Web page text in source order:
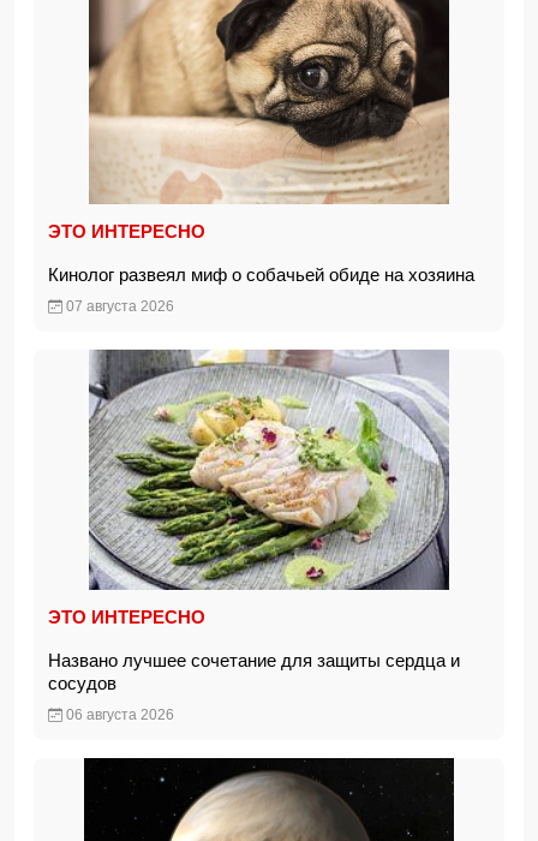
ЭТО ИНТЕРЕСНО
Кинолог развеял миф о собачьей обиде на хозяина
07 августа 2026
ЭТО ИНТЕРЕСНО
Названо лучшее сочетание для защиты сердца и
сосудов
06 августа 2026